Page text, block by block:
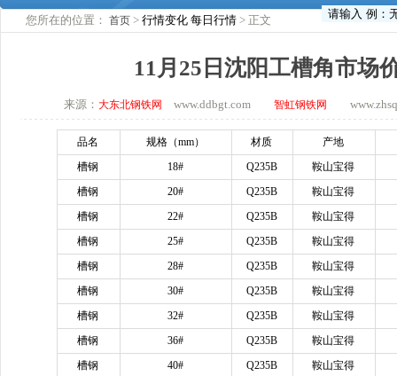
您所在的位置： 首页 > 行情变化 每日行情 > 正文
11月25日沈阳工槽角市场
来源： 大东北钢铁网 www.ddbgt.com 智虹钢铁网
品名 规格（mm） 材质
产地
槽钢
18# Q235B
鞍山宝得
槽钢
20# Q235B
鞍山宝得
槽钢
22# Q235B
鞍山宝得
槽钢
25# Q235B
鞍山宝得
槽钢
28# Q235B
鞍山宝得
槽钢
30# Q235B
鞍山宝得
槽钢
32# Q235B
鞍山宝得
槽钢
36# Q235B
鞍山宝得
槽钢
40# Q235B
鞍山宝得